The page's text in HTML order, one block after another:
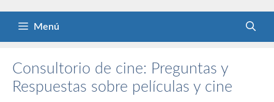
Menú
Consultorio de cine: Preguntas y
Respuestas sobre películas y cine